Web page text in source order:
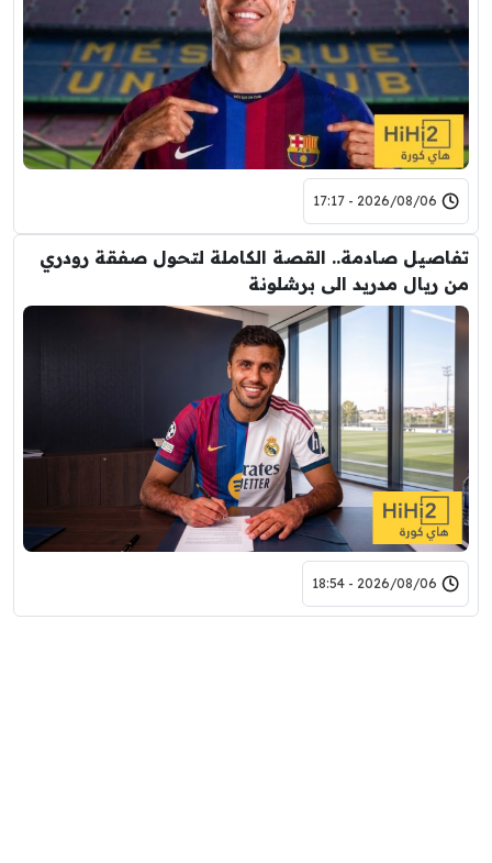
2026/08/06 - 17:17
تفاصيل صادمة.. القصة الكاملة لتحول صفقة رودري
من ريال مدريد الى برشلونة
2026/08/06 - 18:54